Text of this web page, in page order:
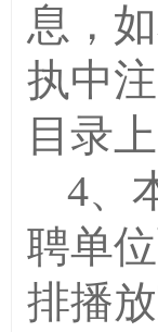
息，
执中
目录上
4、
聘单
排播